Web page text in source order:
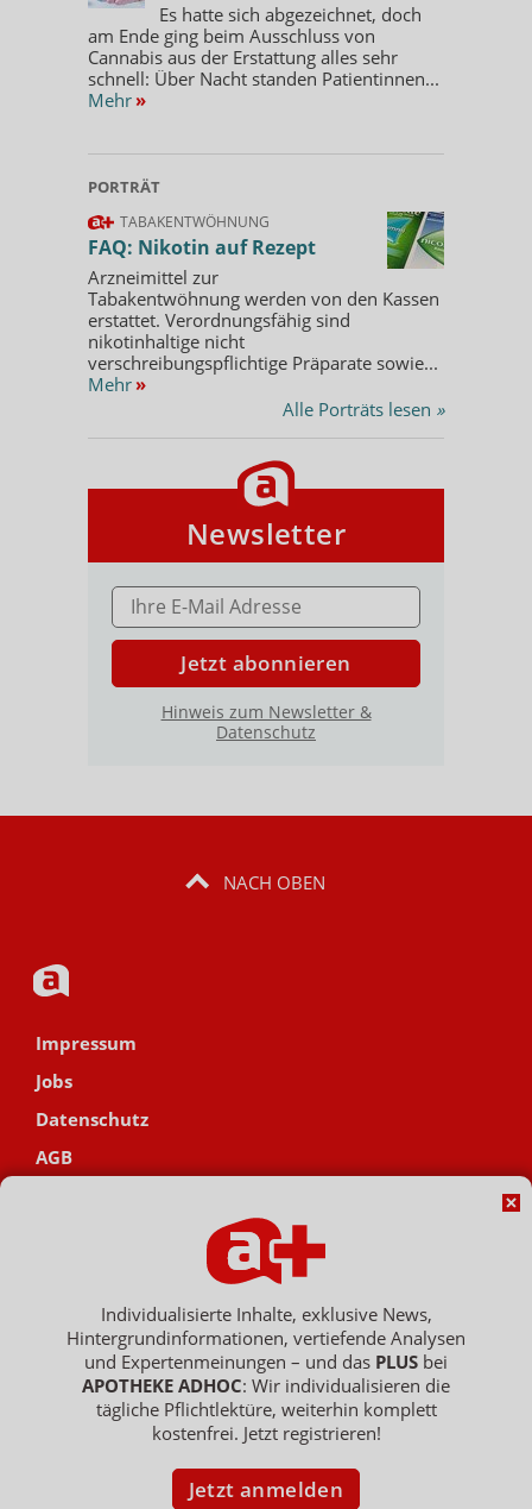
Es hatte sich abgezeichnet, doch
am Ende ging beim Ausschluss von
Cannabis aus der Erstattung alles sehr
schnell: Über Nacht standen Patientinnen...
Mehr »
PORTRÄT
TABAKENTWÖHNUNG
FAQ: Nikotin auf Rezept
Arzneimittel zur
Tabakentwöhnung werden von den Kassen
erstattet. Verordnungsfähig sind
nikotinhaltige nicht
verschreibungspflichtige Präparate sowie...
Mehr »
Alle Porträts lesen »
Newsletter
E-MAIL ADRESSE
Jetzt abonnieren
Hinweis zum Newsletter &
Datenschutz
NACH OBEN
Impressum
Jobs
Datenschutz
AGB
Hinweisgebersystem
Vertrag widerrufen
Copyright © 2007 - 2026 , APOTHEKE ADHOC ist ein Dienst der ELPATO
Medien GmbH / Franz-Ehrlich-Str. 12 / 12489 Berlin
Geschäftsführer: Patrick Hollstein, Thomas Bellartz / Amtsgericht Berlin
Charlottenburg / HRB 204 379 B
Individualisierte Inhalte, exklusive News,
Hintergrundinformationen, vertiefende Analysen
und Expertenmeinungen – und das PLUS bei
APOTHEKE ADHOC: Wir individualisieren die
tägliche Pflichtlektüre, weiterhin komplett
kostenfrei. Jetzt registrieren!
Jetzt anmelden